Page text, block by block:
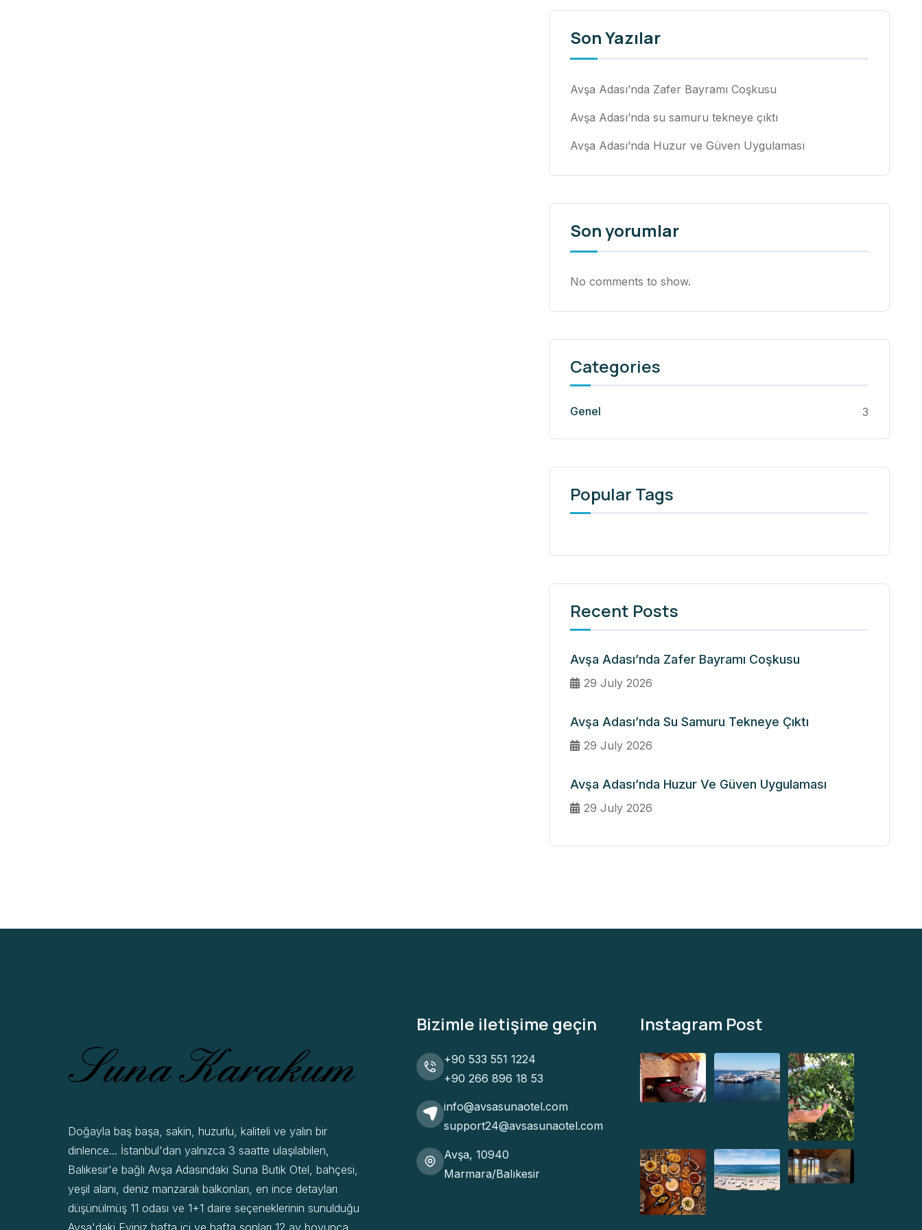
Son Yazılar
Avşa Adası’nda Zafer Bayramı Coşkusu
Avşa Adası’nda su samuru tekneye çıktı
Avşa Adası’nda Huzur ve Güven Uygulaması
Son yorumlar
No comments to show.
Categories
Genel 3
Popular Tags
Recent Posts
Avşa Adası’nda Zafer Bayramı Coşkusu
29 July 2026
Avşa Adası’nda Su Samuru Tekneye Çıktı
29 July 2026
Avşa Adası’nda Huzur Ve Güven Uygulaması
29 July 2026
Doğayla baş başa, sakin, huzurlu, kaliteli ve yalın bir
dinlence... İstanbul'dan yalnızca 3 saatte ulaşılabilen,
Balıkesir'e bağlı Avşa Adasındaki Suna Butik Otel, bahçesi,
yeşil alanı, deniz manzaralı balkonları, en ince detayları
düşünülmüş 11 odası ve 1+1 daire seçeneklerinin sunulduğu
Avşa'daki Eviniz hafta içi ve hafta sonları 12 ay boyunca
Bizimle iletişime geçin
+90 533 551 1224
+90 266 896 18 53
info@avsasunaotel.com
support24@avsasunaotel.com
Avşa, 10940
Marmara/Balıkesir
Instagram Post